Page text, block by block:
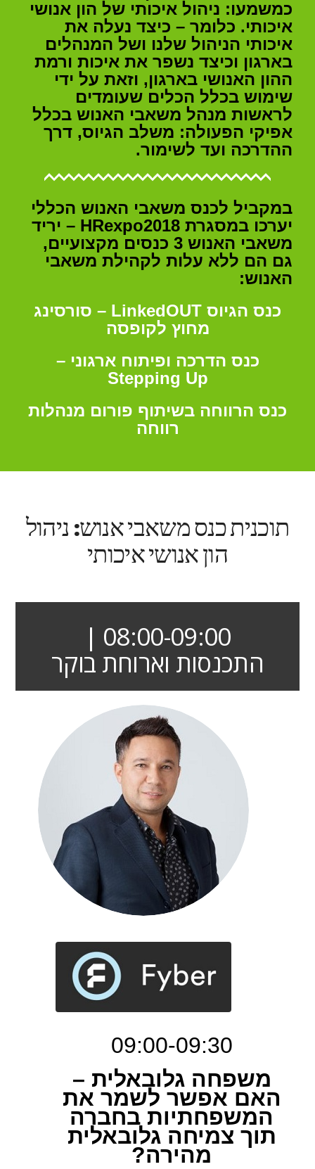
כמשמעו: ניהול איכותי של הון אנושי
איכותי. כלומר – כיצד נעלה את
איכותי הניהול שלנו ושל המנהלים
בארגון וכיצד נשפר את איכות ורמת
ההון האנושי בארגון, וזאת על ידי
שימוש בכלל הכלים שעומדים
לראשות מנהל משאבי האנוש בכלל
אפיקי הפעולה: משלב הגיוס, דרך
ההדרכה ועד לשימור.
במקביל לכנס משאבי האנוש הכללי
יערכו במסגרת
HRexpo2018 –
יריד
משאבי האנוש 3
כנסים מקצועיים,
גם הם ללא עלות לקהילת משאבי
האנוש:
כנס הגיוס LinkedOUT – סורסינג
מחוץ לקופסה
כנס הדרכה ופיתוח ארגוני –
Stepping Up
כנס הרווחה בשיתוף פורום מנהלות
רווחה
תוכנית כנס משאבי אנוש: ניהול
הון אנושי איכותי
08:00-09:00 |
התכנסות וארוחת בוקר
09:00-09:30
משפחה גלובאלית –
האם אפשר לשמר את
המשפחתיות בחברה
תוך צמיחה גלובאלית
מהירה?